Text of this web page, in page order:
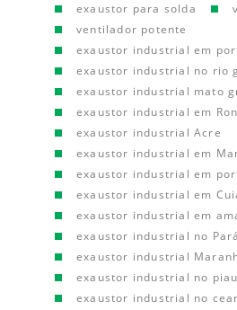
exaustor para solda
ventilador potente
exaustor industrial em
exaustor industrial no rio
exaustor industrial mato
exaustor industrial em
exaustor industrial Acre
exaustor industrial em
exaustor industrial em
exaustor industrial em
exaustor industrial em
exaustor industrial no Pará
exaustor industrial
exaustor industrial no
exaustor industrial no